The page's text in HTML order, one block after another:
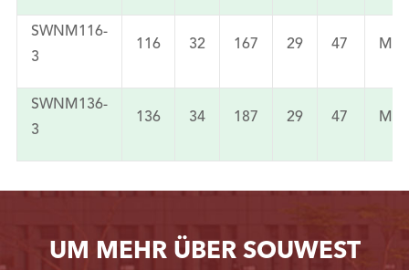
SWNM116-
3
116 32 167 29 47 M12
SWNM136-
3
136 34 187 29 47 M12
UM MEHR ÜBER SOUWEST